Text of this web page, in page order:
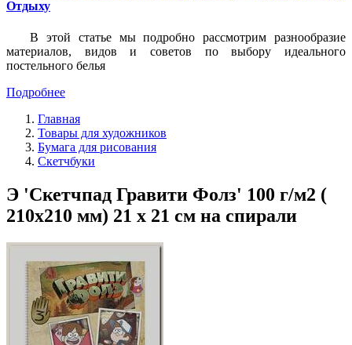
Отдыху
В этой статье мы подробно рассмотрим разнообразие
материалов, видов и советов по выбору идеального
постельного белья
Подробнее
Главная
Товары для художников
Бумага для рисования
Скетчбуки
Э 'Скетчпад Гравити Фолз' 100 г/м2 (
210x210 мм) 21 х 21 см на спирали